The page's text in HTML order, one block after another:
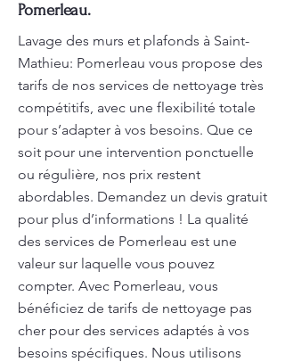
Pomerleau.
Lavage des murs et plafonds à Saint-
Mathieu: Pomerleau vous propose des
tarifs de nos services de nettoyage très
compétitifs, avec une flexibilité totale
pour s’adapter à vos besoins. Que ce
soit pour une intervention ponctuelle
ou régulière, nos prix restent
abordables. Demandez un devis gratuit
pour plus d’informations ! La qualité
des services de Pomerleau est une
valeur sur laquelle vous pouvez
compter. Avec Pomerleau, vous
bénéficiez de tarifs de nettoyage pas
cher pour des services adaptés à vos
besoins spécifiques. Nous utilisons